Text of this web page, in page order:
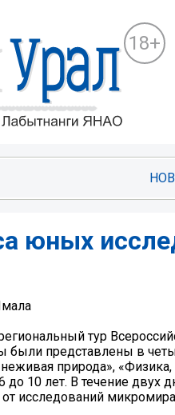
18+
юных
тур
представлены в
природа»,
до 10 лет. В течение двух
исследований